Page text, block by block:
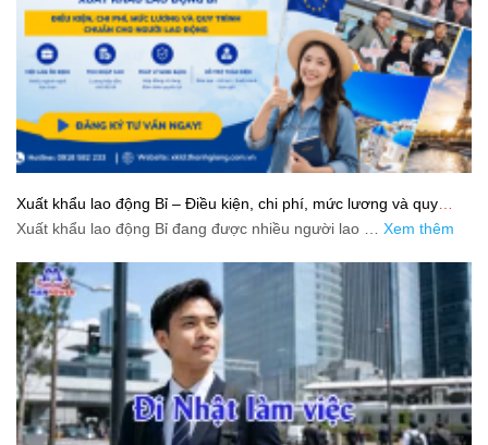
Xuất khẩu lao động Bỉ – Điều kiện, chi phí, mức lương và quy
trình chuẩn cho người lao động
Xuất khẩu lao động Bỉ đang được nhiều người lao … Xem thêm